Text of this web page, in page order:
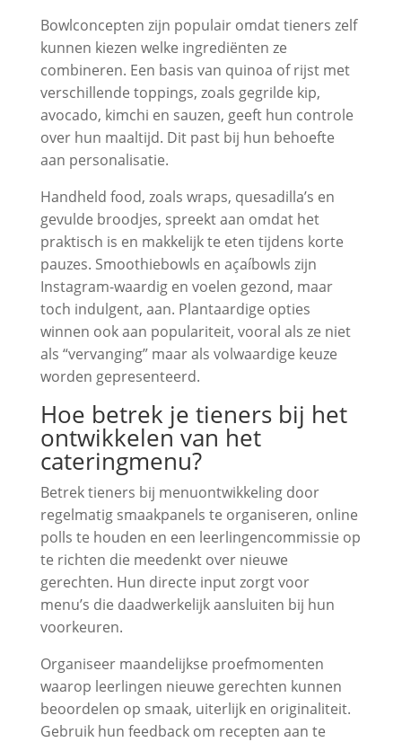
Bowlconcepten zijn populair omdat tieners zelf
kunnen kiezen welke ingrediënten ze
combineren. Een basis van quinoa of rijst met
verschillende toppings, zoals gegrilde kip,
avocado, kimchi en sauzen, geeft hun controle
over hun maaltijd. Dit past bij hun behoefte
aan personalisatie.
Handheld food, zoals wraps, quesadilla’s en
gevulde broodjes, spreekt aan omdat het
praktisch is en makkelijk te eten tijdens korte
pauzes. Smoothiebowls en açaíbowls zijn
Instagram-waardig en voelen gezond, maar
toch indulgent, aan. Plantaardige opties
winnen ook aan populariteit, vooral als ze niet
als “vervanging” maar als volwaardige keuze
worden gepresenteerd.
Hoe betrek je tieners bij het
ontwikkelen van het
cateringmenu?
Betrek tieners bij menuontwikkeling door
regelmatig smaakpanels te organiseren, online
polls te houden en een leerlingencommissie op
te richten die meedenkt over nieuwe
gerechten. Hun directe input zorgt voor
menu’s die daadwerkelijk aansluiten bij hun
voorkeuren.
Organiseer maandelijkse proefmomenten
waarop leerlingen nieuwe gerechten kunnen
beoordelen op smaak, uiterlijk en originaliteit.
Gebruik hun feedback om recepten aan te